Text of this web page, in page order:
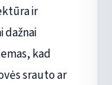
ir
dažnai
kad
srauto ar